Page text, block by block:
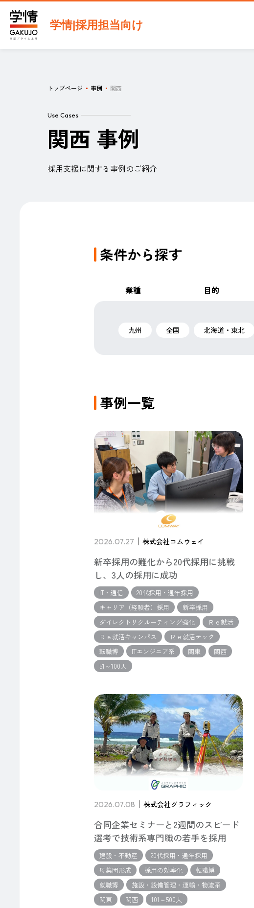
学情|採用担当向け
トップページ 事例 関西
Use Cases
関西 事例
採用支援に関する事例のご紹介
条件から探す
業種 目的
九州 全国 北海道・東北
事例一覧
2026.07.27 株式会社コムウェイ
新卒採用の難化から20代採用に挑戦
し、3人の採用に成功
IT・通信
20代採用・通年採用
キャリア（経験者）採用
新卒採用
ダイレクトリクルーティング強化
Ｒｅ就活
Ｒｅ就活キャンパス
Ｒｅ就活テック
転職博
ITエンジニア系 関東
関西
51～100人
2026.07.08 株式会社グラフィック
合同企業セミナーと2週間のスピード
選考で技術系専門職の若手を採用
建設・不動産
20代採用・通年採用
母集団形成
採用の効率化
転職博
就職博
施設・設備管理・運輸・物流系
関東
関西 101～500人